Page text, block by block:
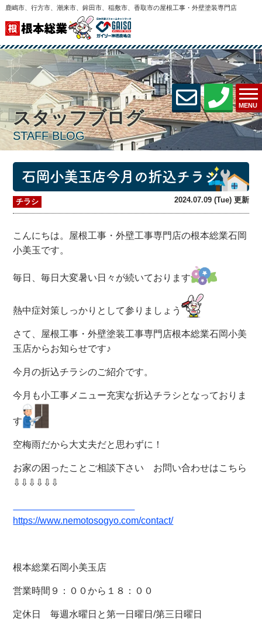
鹿嶋市、行方市、潮来市、鉾田市、稲敷市、香取市の屋根工事・外壁塗装専門店
MENU
スタッフブログ
STAFF BLOG
石岡小美玉店今月の折込チラシ
チラシ 2024.07.09 (Tue) 更新
こんにちは。屋根工事・外壁工事専門店の根本総業石岡
小美玉です。
毎日、毎日大変暑い日々が続いております
熱中症対策しっかりとして参りましょう
さて、屋根工事・外壁塗装工事専門店根本総業石岡小美
玉店からお知らせです♪
今月の折込チラシのご紹介です。
今月も小工事メニュー充実な折込チラシとなっておりま
す
空梅雨だから大丈夫だと思わずに！
お家の困ったことご相談下さい お問い合わせはこちら
⇩⇩⇩⇩⇩⇩
https://www.nemotosogyo.com/contact/
根本総業石岡小美玉店
営業時間９：００から１８：００
定休日 毎週水曜日と第一日曜日/第三日曜日